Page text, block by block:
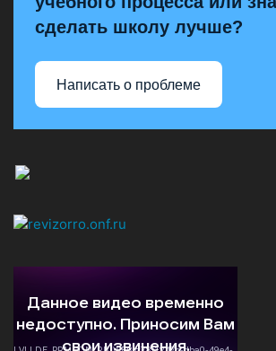
сделать школу лучше?
Написать о проблеме